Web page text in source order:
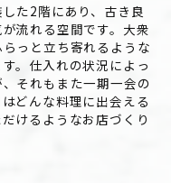
た2階にあり、古き良
流れる空間です。大衆
っと立ち寄れるような
。仕入れの状況によっ
それもまた一期一会の
どんな料理に出会える
けるようなお店づくり